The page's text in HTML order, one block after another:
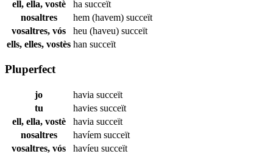
ell, ella, vostè ha succeït
nosaltres
hem (havem) succeït
vosaltres, vós
heu (haveu) succeït
ells, elles, vostès han succeït
Pluperfect
jo havia succeït
tu
havies succeït
ell, ella, vostè
havia succeït
nosaltres
havíem succeït
vosaltres, vós
havíeu succeït